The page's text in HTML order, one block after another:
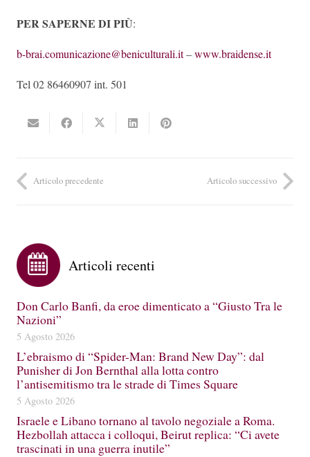
PER SAPERNE DI PIÙ:
b-brai.comunicazione@beniculturali.it–www.braidense.it
Tel 02 86460907 int. 501
Articolo precedente Articolo successivo
Articoli recenti
Don Carlo Banfi, da eroe dimenticato a “Giusto Tra le
Nazioni”
5 Agosto 2026
L’ebraismo di “Spider-Man: Brand New Day”: dal
Punisher di Jon Bernthal alla lotta contro
l’antisemitismo tra le strade di Times Square
5 Agosto 2026
Israele e Libano tornano al tavolo negoziale a Roma.
Hezbollah attacca i colloqui, Beirut replica: “Ci avete
trascinati in una guerra inutile”